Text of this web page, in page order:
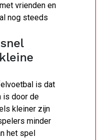
vrienden en
nog steeds
is dat
is door de
kleiner zijn
minder
het spel